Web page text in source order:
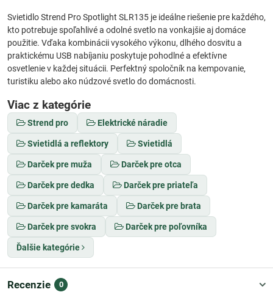
Svietidlo Strend Pro Spotlight SLR135 je ideálne riešenie pre každého,
kto potrebuje spoľahlivé a odolné svetlo na vonkajšie aj domáce
použitie. Vďaka kombinácii vysokého výkonu, dlhého dosvitu a
praktickému USB nabíjaniu poskytuje pohodlné a efektívne
osvetlenie v každej situácii. Perfektný spoločník na kempovanie,
turistiku alebo ako núdzové svetlo do domácnosti.
Viac z kategórie
Strend pro Elektrické náradie
Svietidlá a reflektory Svietidlá
Darček pre muža Darček pre otca
Darček pre dedka Darček pre priateľa
Darček pre kamaráta Darček pre brata
Darček pre svokra Darček pre poľovníka
Ďalšie kategórie
Recenzie 0